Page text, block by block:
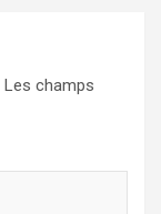
Les champs